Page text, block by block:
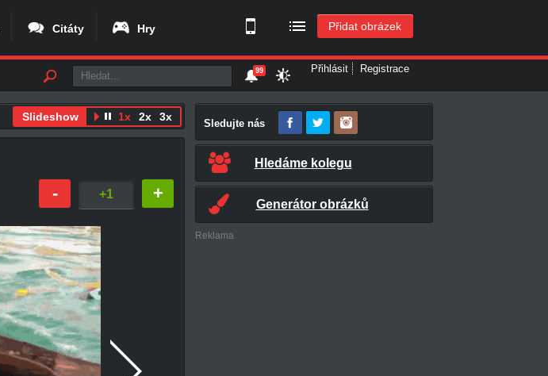
Citáty Hry Přidat obrázek
Přihlásit Registrace
99
Slideshow 1x 2x 3x
- +1 +
Sledujte nás
Hledáme kolegu
Generátor obrázků
Reklama